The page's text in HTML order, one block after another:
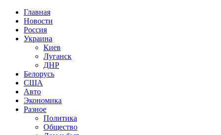
Главная
Новости
Россия
Украина
Киев
Луганск
ДНР
Белорусь
США
Авто
Экономика
Разное
Политика
Общество